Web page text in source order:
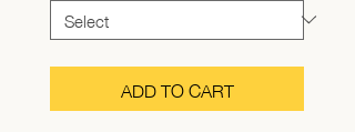
ADD TO CART